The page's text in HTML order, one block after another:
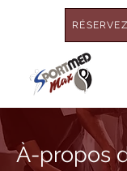
À-propos